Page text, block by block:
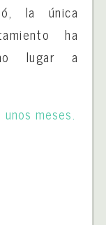
la única
ha
lugar a